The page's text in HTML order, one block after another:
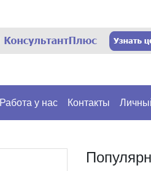
Работа у нас Контакты